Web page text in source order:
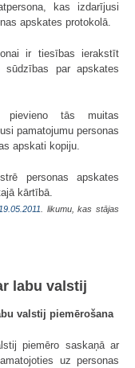
kas izdarījusi
apskates protokolā.
ir tiesības ierakstīt
sūdzības par apskates
pievieno tās muitas
pamatojumu personas
apskati kopiju.
personas apskates
kārtībā.
. likumu, kas stājas
labu valstij
valstij piemērošana
piemēro saskaņā ar
uz personas